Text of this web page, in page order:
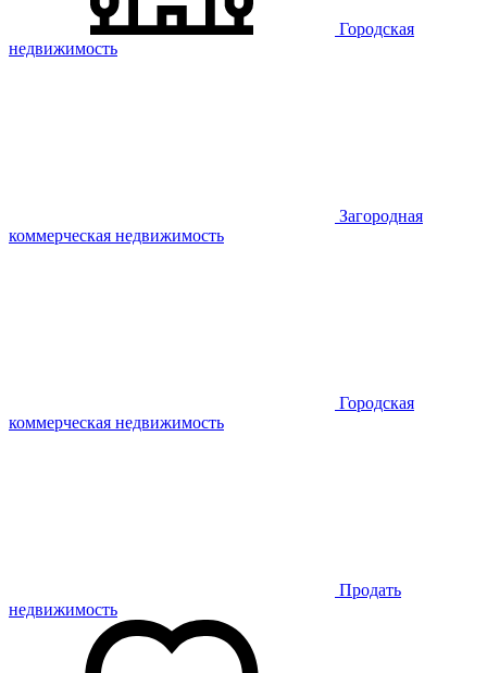
Городская
недвижимость
Загородная
коммерческая недвижимость
Городская
коммерческая недвижимость
Продать
недвижимость